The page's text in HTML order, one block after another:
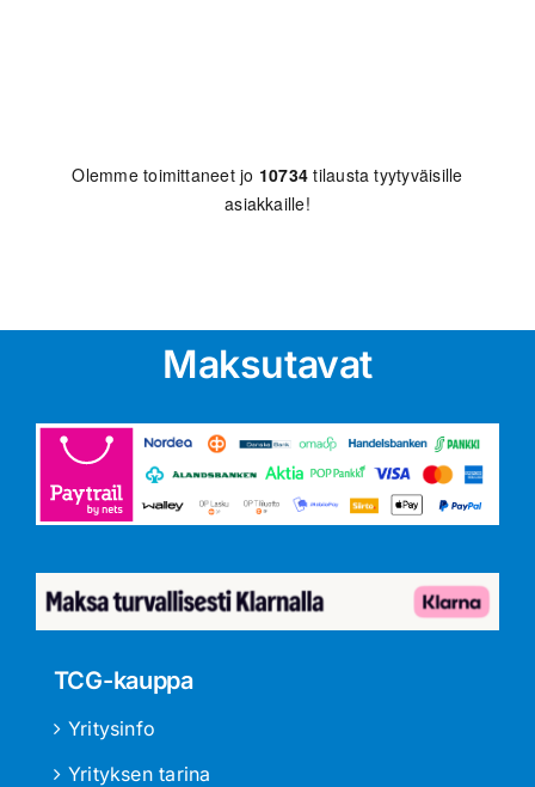
Olemme toimittaneet jo 10734 tilausta tyytyväisille
asiakkaille!
Maksutavat
TCG-kauppa
Yritysinfo
Yrityksen tarina